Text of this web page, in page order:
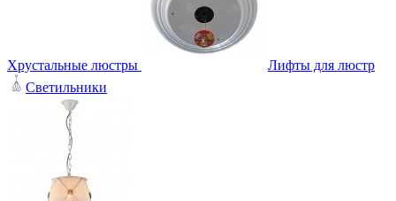
Хрустальные люстры
Лифты для люстр
Светильники